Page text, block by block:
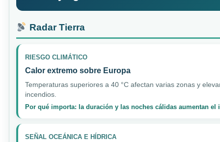
Radar Tierra
RIESGO CLIMÁTICO
Calor extremo sobre Europa
Temperaturas superiores a 40 °C afectan varias zonas y
incendios.
Por qué importa: la duración y las noches cálidas aumentan el
SEÑAL OCEÁNICA E HÍDRICA